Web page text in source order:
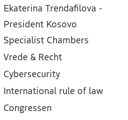
Ekaterina Trendafilova -
President Kosovo
Specialist Chambers
Vrede & Recht
Cybersecurity
International rule of law
Congressen